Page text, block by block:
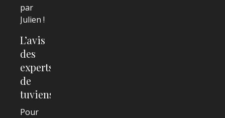
par
Julien !
L’avis
des
experts
de
tuviensjouer
Pour